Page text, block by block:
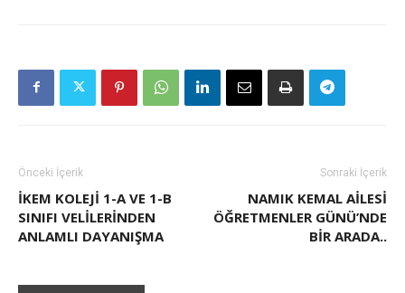
Önceki İçerik
İKEM KOLEJİ 1-A VE 1-B
SINIFI VELİLERİNDEN
ANLAMLI DAYANIŞMA
Sonraki İçerik
NAMIK KEMAL AİLESİ
ÖĞRETMENLER GÜNÜ’NDE
BİR ARADA..